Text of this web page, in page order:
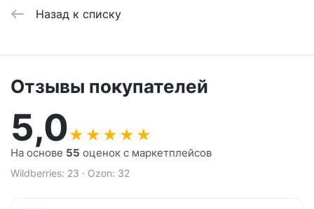
Назад к списку
Отзывы покупателей
5,0★ ★ ★ ★ ★
На основе 55 оценок с маркетплейсов
Wildberries: 23 · Ozon: 32